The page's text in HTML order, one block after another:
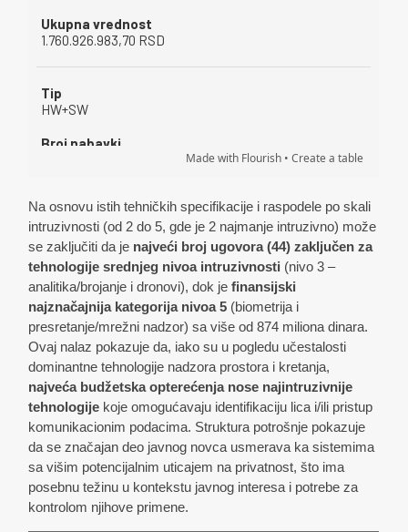
Na osnovu istih tehničkih specifikacije i raspodele po skali
intruzivnosti (od 2 do 5, gde je 2 najmanje intruzivno) može
se zaključiti da je najveći broj ugovora (44) zaključen za
tehnologije srednjeg nivoa intruzivnosti (nivo 3 –
analitika/brojanje i dronovi), dok jefinansijski
najznačajnija kategorija nivoa 5 (biometrija i
presretanje/mrežni nadzor) sa više od 874 miliona dinara.
Ovaj nalaz pokazuje da, iako su u pogledu učestalosti
dominantne tehnologije nadzora prostora i kretanja,
najveća budžetska opterećenja nose najintruzivnije
tehnologije koje omogućavaju identifikaciju lica i/ili pristup
komunikacionim podacima. Struktura potrošnje pokazuje
da se značajan deo javnog novca usmerava ka sistemima
sa višim potencijalnim uticajem na privatnost, što ima
posebnu težinu u kontekstu javnog interesa i potrebe za
kontrolom njihove primene.